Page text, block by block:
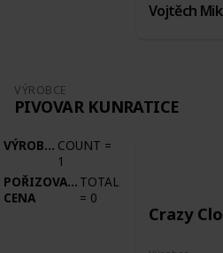
Vojtěch
VÝROBCE
PIVOVAR KUNRATICE
VÝROBCE COUNT =
1
POŘIZOVACÍ
CENA
TOTAL
= 0
Crazy